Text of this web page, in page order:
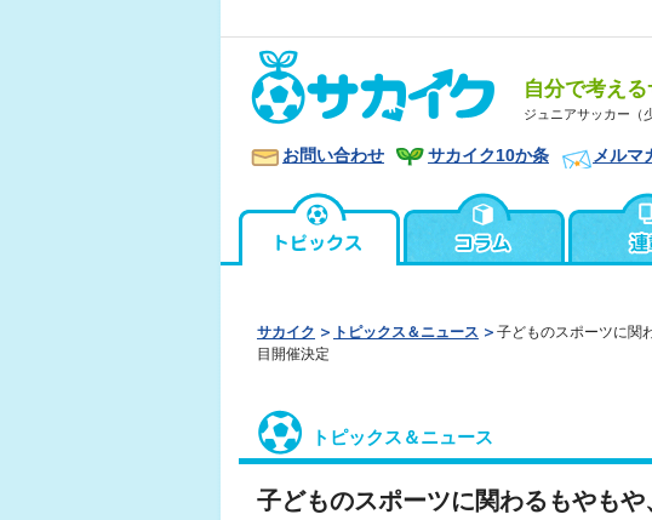
自分で考える
ジュニアサッカー（
お問い合わせ サカイク10か条 メルマ
サカイク トピックス＆ニュース
子どものスポーツに関
目開催決定
トピックス＆ニュース
子どものスポーツに関わるもやもや